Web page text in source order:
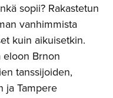
sopii? Rakastetun
vanhimmista
kuin aikuisetkin.
eloon Brnon
tanssijoiden,
ja Tampere